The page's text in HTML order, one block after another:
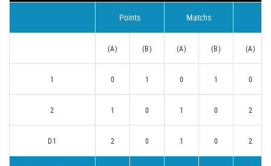
Points Matchs
(A) (B) (A) (B) (A)
1 0 1 0 1 0
2 1 0 1 0 2
D1 2 0 1 0 2